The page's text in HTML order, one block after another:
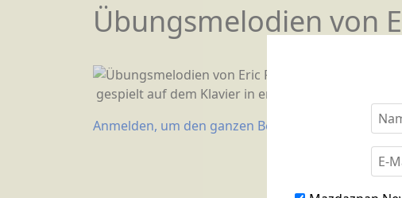
Übungsmelodien von
gespielt auf dem Klavier in englischer Spielart
Anmelden, um den ganzen Beitrag zu lesen